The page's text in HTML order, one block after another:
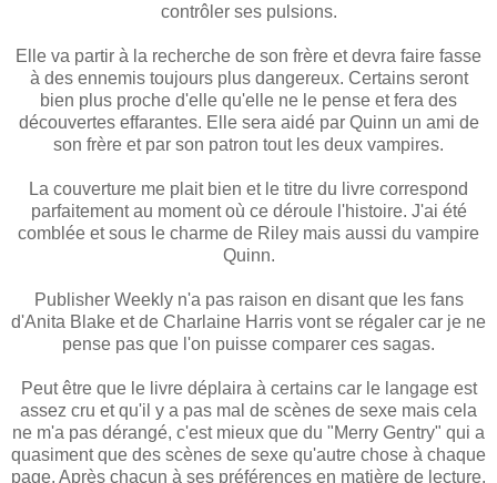
contrôler ses pulsions.
Elle va partir à la recherche de son frère et devra faire fasse
à des ennemis toujours plus dangereux. Certains seront
bien plus proche d'elle qu'elle ne le pense et fera des
découvertes effarantes. Elle sera aidé par Quinn un ami de
son frère et par son patron tout les deux vampires.
La couverture me plait bien et le titre du livre correspond
parfaitement au moment où ce déroule l'histoire. J'ai été
comblée et sous le charme de Riley mais aussi du vampire
Quinn.
Publisher Weekly n'a pas raison en disant que les fans
d'Anita Blake et de Charlaine Harris vont se régaler car je ne
pense pas que l'on puisse comparer ces sagas.
Peut être que le livre déplaira à certains car le langage est
assez cru et qu'il y a pas mal de scènes de sexe mais cela
ne m'a pas dérangé, c'est mieux que du "Merry Gentry" qui a
quasiment que des scènes de sexe qu'autre chose à chaque
page. Après chacun à ses préférences en matière de lecture.